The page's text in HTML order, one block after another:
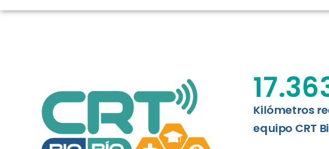
balance de tres años acercando la salud digital
Leer más
Kilómetros
equipo CRT